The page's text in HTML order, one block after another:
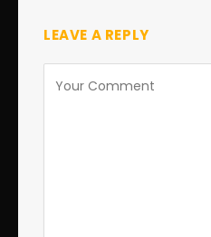
LEAVE A REPLY